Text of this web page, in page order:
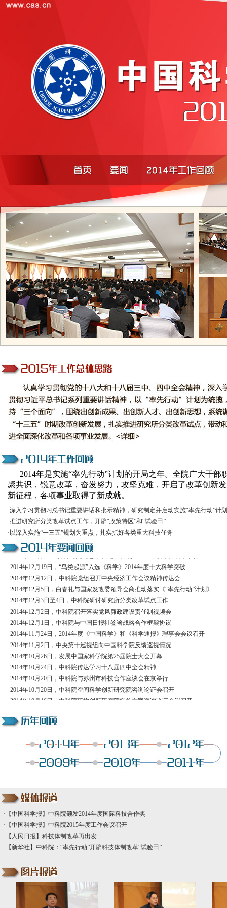
2014年是实施“率先行动”计划的开局之年。全院广大干部
聚共识，锐意改革，奋发努力，攻坚克难，开启了改革创新
新征程，各项事业取得了新成就。
·深入学习贯彻习总书记重要讲话和批示精神，研究制定并启动实施“率先行动”计划
·推进研究所分类改革试点工作，开辟“政策特区”和“试验田”
· 以深入实施“一三五”规划为重点，扎实抓好各类重大科技任务
2014年12月29日至31日，中科院党组2014年冬季扩大会议在北京召开
2014年12月31日，中科院党组专题学习“十三五”规划思路和创新驱动发展战略
2014年12月26日，中科院召开境外科教机构建设与发展研讨会
2014年12月25日，中科院与中国气象局签署科技合作备忘录
2014年12月9日至22日，中科院分子科学等7个科教融合卓越中心通过咨询论证
2014年，“古DNA解密现代人起源”入选《自然》2014年度十大科学事件
2014年12月19日，“鸟类起源”入选《科学》2014年度十大科学突破
2014年12月12日，中科院党组召开中央经济工作会议精神传达会
2014年12月5日，白春礼与国家发改委领导会商推动落实《“率先行动”计划》
2014年12月3日至4日，中科院研讨研究所分类改革试点工作
2014年12月2日，中科院召开落实党风廉政建设责任制视频会
2014年12月1日，中科院与中国日报社签署战略合作框架协议
2014年11月24日，2014年度《中国科学》和《科学通报》理事会会议召开
2014年11月2日，中央第十巡视组向中国科学院反馈巡视情况
2014年10月26日，发展中国家科学院第25届院士大会开幕
2014年10月24日，中科院传达学习十八届四中全会精神
2014年10月20日，中科院与苏州市科技合作座谈会在京举行
2014年10月20日，中科院空间科学创新研究院咨询论证会召开
2014年10月16日，中科院药物创新研究院实施方案咨询论证会议召开
2014年10月10日，中科院党组传达党的群众路线教育实践活动总结大会精神
2014年9月26日，中科院与中国移动签署战略合作协议
2014年9月11日至18日，中科院与塔吉克斯坦和斯里兰卡科教机构签署科技合作...
2014年9月9日，科技部和中科院召开脑科学信息化重大专项座谈会
2014年9月1日至2日，中科院召开2014年度分院党组书记扩大会议
2014年7月22日，“中国科学院科技创新年度巡展2014”在京开幕
2014年7月11日，国科大举行学位授予仪式
2014年7月8日，中科院传达学习国家科改领导小组第七次会议精神
·
【中国科学报】中科院颁发2014年度国际科技合作奖
·
【中国科学报】中科院2015年度工作会议召开
·
【人民日报】科技体制改革再出发
·
【新华社】中科院：“率先行动”开辟科技体制改革“试验田”